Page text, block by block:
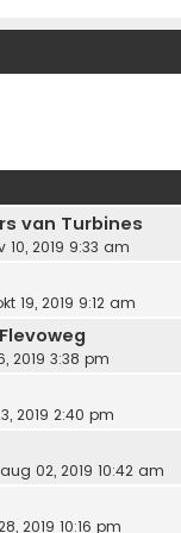
van Turbines
10, 2019 9:33 am
19, 2019 9:12 am
2019 3:38 pm
2019 2:40 pm
02, 2019 10:42 am
2019 10:16 pm